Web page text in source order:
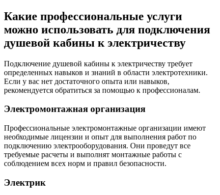
Какие профессиональные услуги
можно использовать для подключения
душевой кабины к электричеству
Подключение душевой кабины к электричеству требует
определенных навыков и знаний в области электротехники.
Если у вас нет достаточного опыта или навыков,
рекомендуется обратиться за помощью к профессионалам.
Электромонтажная организация
Профессиональные электромонтажные организации имеют
необходимые лицензии и опыт для выполнения работ по
подключению электрооборудования. Они проведут все
требуемые расчеты и выполнят монтажные работы с
соблюдением всех норм и правил безопасности.
Электрик